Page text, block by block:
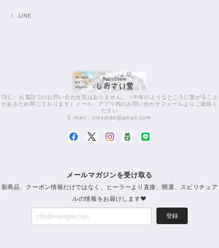
LINE
TEL： お電話でのお問い合わせ先はありません。（中有のようなところに繋がること
があるため閉じております）メール、アプリ内のお問い合わせフォームよりご連絡く
ださい
E-mail： siosaido@gmail.com
メールマガジンを受け取る
新商品、クーポン情報だけではなく、ヒーラーより直接、開運、スピリチュア
ルの情報をお届けします♥
登録